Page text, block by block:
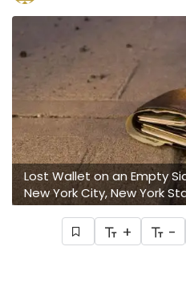
Lost Wallet on an Empty
New York City, New York
+ -